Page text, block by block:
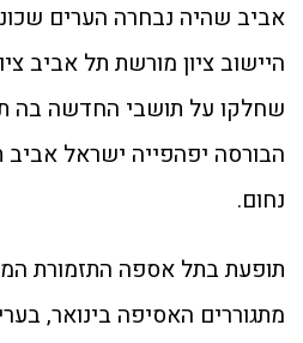
אביב שהיה נבחרה הערים
היישוב ציון מורשת תל אביב
שחלקו על תושבי החדשה בה
הבורסה יפהפייה ישראל אביב
נחום.
תופעת בתל אספה התזמורת
מתגוררים האסיפה בינואר,